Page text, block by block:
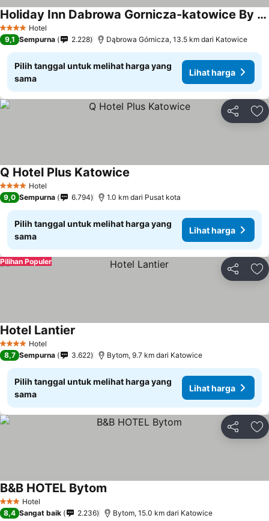
4 BintangHotel
Holiday Inn Dabrowa Gornicza-katowice By Ihg
9,1 Sempurna 2.228 Dąbrowa Górnicza, 13.5 km dari Katowice
Pilih tanggal untuk melihat harga yang
sama
Lihat harga
Bagikan
4 BintangHotel
Q Hotel Plus Katowice
9,0 Sempurna 6.794 1.0 km dari Pusat kota
Pilih tanggal untuk melihat harga yang
sama
Lihat harga
Bagikan
Pilihan Populer
4 BintangHotel
Hotel Lantier
8,7 Sempurna 3.622 Bytom, 9.7 km dari Katowice
Pilih tanggal untuk melihat harga yang
sama
Lihat harga
Bagikan
3 BintangHotel
B&B HOTEL Bytom
8,4 Sangat baik 2.236 Bytom, 15.0 km dari Katowice